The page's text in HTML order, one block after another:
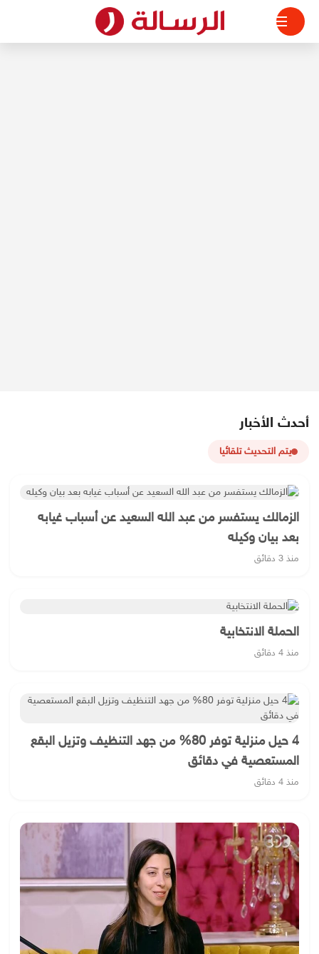
التجاوز
المحتوى
أحدث الأخبار
يتم التحديث تلقائيا
الزمالك يستفسر من عبد الله السعيد عن أسباب غيابه
بعد بيان وكيله
منذ 3 دقائق
الحملة الانتخابية
منذ 4 دقائق
4 حيل منزلية توفر 80% من جهد التنظيف وتزيل البقع
المستعصية في دقائق
منذ 4 دقائق